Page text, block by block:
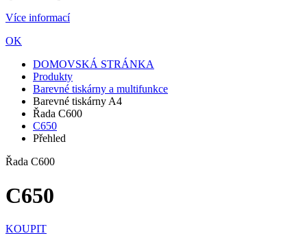
Více informací
OK
DOMOVSKÁ STRÁNKA
Produkty
Barevné tiskárny a multifunkce
Barevné tiskárny A4
Řada C600
C650
Přehled
Řada C600
C650
KOUPIT